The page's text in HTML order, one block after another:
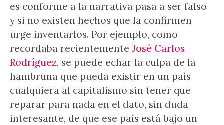
es conforme a la narrativa pasa a ser falso
y si no existen hechos que la confirmen
urge inventarlos. Por ejemplo, como
recordaba recientemente José Carlos
Rodríguez, se puede echar la culpa de la
hambruna que pueda existir en un país
cualquiera al capitalismo sin tener que
reparar para nada en el dato, sin duda
interesante, de que ese país está bajo un